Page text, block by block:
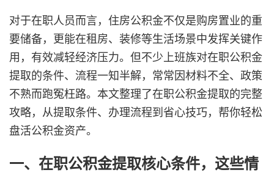
对于在职人员而言，住房公积金不仅是购房置业的重
要储备，更能在租房、装修等生活场景中发挥关键作
用，有效减轻经济压力。但不少上班族对在职公积金
提取的条件、流程一知半解，常常因材料不全、政策
不熟而跑冤枉路。本文整理了在职公积金提取的完整
攻略，从提取条件、办理流程到省心技巧，帮你轻松
盘活公积金资产。
一、在职公积金提取核心条件，这些情